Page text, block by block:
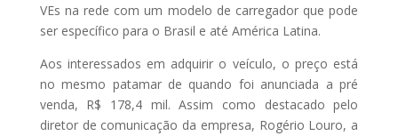
VEs na rede com um modelo de carregador que pode
ser específico para o Brasil e até América Latina.
Aos interessados em adquirir o veículo, o preço está
no mesmo patamar de quando foi anunciada a pré
venda, R$ 178,4 mil. Assim como destacado pelo
diretor de comunicação da empresa, Rogério Louro, a